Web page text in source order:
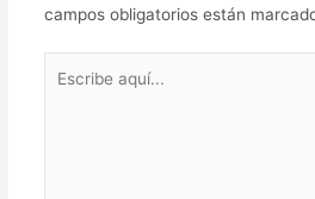
campos obligatorios están
aquí...